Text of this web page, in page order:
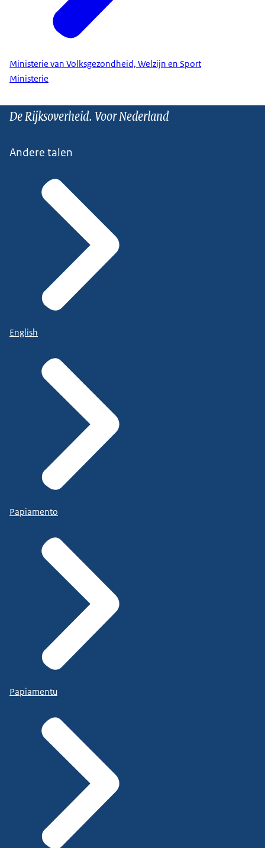
Ministerie van Volksgezondheid, Welzijn en Sport
Ministerie
De Rijksoverheid. Voor Nederland
Andere talen
English
Papiamento
Papiamentu